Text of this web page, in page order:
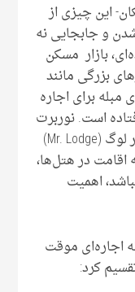
این چیزی از
و جابجایی نه
بازار مسکن
بزرگی مانند
مبله برای اجاره
است. نوربرت
فربوشل مدیرعامل آژانس املاک مستر لوگ (Mr. Lodge)
اقامت در هتل‌ها،
اهمیت
اجاره‌ای موقت
کرد: